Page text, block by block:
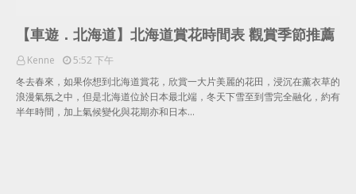
【車遊．北海道】北海道賞花時間表 觀賞季節推薦
Kenne
5:52 下午
冬去春來，如果你想到北海道賞花，欣賞一大片美麗的花田，浸沉在薰衣草的
浪漫氣氛之中，但是北海道位於日本最北端，冬天下雪至到雪完全融化，約有
半年時間，加上氣候變化與花期亦和日本…